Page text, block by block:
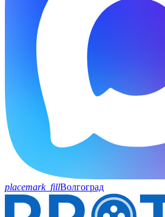
placemark_fillВолгоград